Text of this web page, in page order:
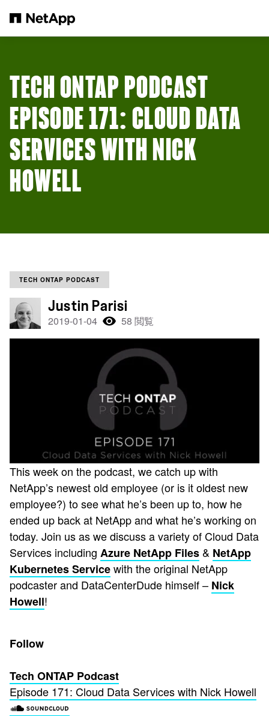
TECH ONTAP PODCAST
EPISODE 171: CLOUD DATA
SERVICES WITH NICK
HOWELL
TECH ONTAP PODCAST
Justin Parisi
2019-01-04 58 閲覧
This week on the podcast, we catch up with
NetApp’s newest old employee (or is it oldest new
employee?) to see what he’s been up to, how he
ended up back at NetApp and what he’s working on
today. Join us as we discuss a variety of Cloud Data
Services including Azure NetApp Files & NetApp
Kubernetes Servicewith the original NetApp
podcaster and DataCenterDude himself – Nick
Howell!
Follow
Tech ONTAP Podcast
Episode 171: Cloud Data Services with Nick Howell